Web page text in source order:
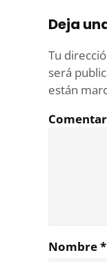
Deja
Tu
será
están
Nombre*